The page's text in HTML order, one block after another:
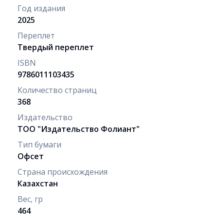
Год издания
2025
Переплет
Твердый переплет
ISBN
9786011103435
Количество страниц
368
Издательство
ТОО "Издательство Фолиант"
Тип бумаги
Офсет
Страна происхождения
Казахстан
Вес, гр
464